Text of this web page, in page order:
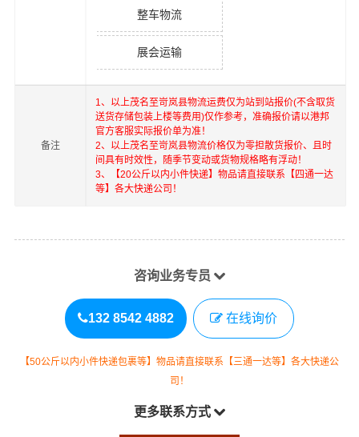
整车物流
展会运输
备注
1、以上茂名至岢岚县物流运费仅为站到站报价(不含取货
送货存储包装上楼等费用)仅作参考，准确报价请以港邦
官方客服实际报价单为准！
2、以上茂名至岢岚县物流价格仅为零担散货报价、且时
间具有时效性，随季节变动或货物规格略有浮动！
3、【20公斤以内小件快递】物品请直接联系【四通一达
等】各大快递公司！
咨询业务专员
132 8542 4882 在线询价
【50公斤以内小件快递包裹等】物品请直接联系【三通一达等】各大快递公
司！
更多联系方式